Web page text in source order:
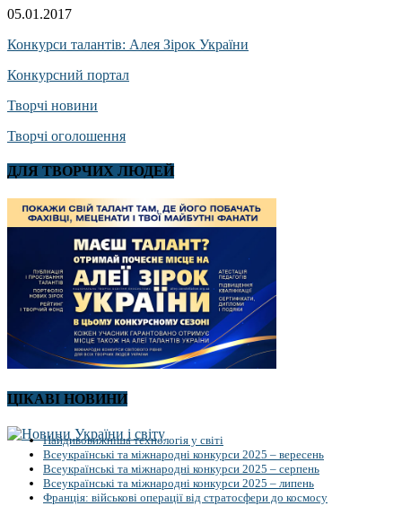
05.01.2017
Конкурси талантів: Алея Зірок України
Конкурсний портал
Творчі новини
Творчі оголошення
ДЛЯ ТВОРЧИХ ЛЮДЕЙ
ЦІКАВІ НОВИНИ
Найдивовижніша технологія у світі
Всеукраїнські та міжнародні конкурси 2025 – вересень
Всеукраїнські та міжнародні конкурси 2025 – серпень
Всеукраїнські та міжнародні конкурси 2025 – липень
Франція: військові операції від стратосфери до космосу